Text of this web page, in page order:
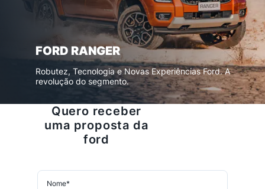
FORD RANGER
Robutez, Tecnologia e Novas Experiências Ford. A
revolução do segmento.
Quero receber
uma proposta da
ford
Nome*